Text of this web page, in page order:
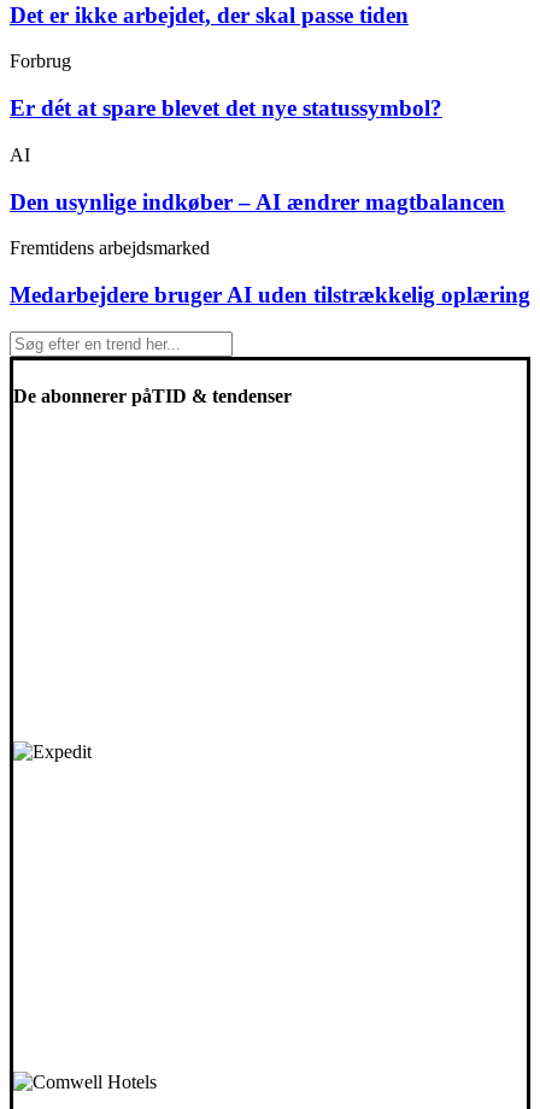
Det er ikke arbejdet, der skal passe tiden
Forbrug
Er dét at spare blevet det nye statussymbol?
AI
Den usynlige indkøber – AI ændrer magtbalancen
Fremtidens arbejdsmarked
Medarbejdere bruger AI uden tilstrækkelig oplæring
De abonnerer påTID & tendenser